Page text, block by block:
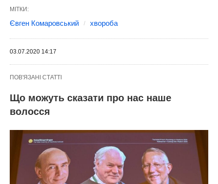
МІТКИ:
Євген Комаровський хвороба
03.07.2020 14:17
ПОВ'ЯЗАНІ СТАТТІ
Що можуть сказати про нас наше
волосся